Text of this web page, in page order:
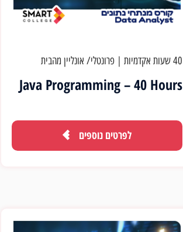
40 שעות אקדמיות |פרונטלי/ אונליין מהבית
Java Programming – 40 Hours
לפרטים נוספים